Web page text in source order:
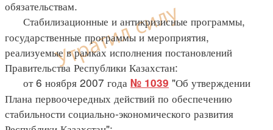
обязательствам.
Стабилизационные и антикризисные программы,
государственные программы и мероприятия,
реализуемые в рамках исполнения постановлений
Правительства Республики Казахстан:
от 6 ноября 2007 года № 1039 "Об утверждении
Плана первоочередных действий по обеспечению
стабильности социально-экономического развития